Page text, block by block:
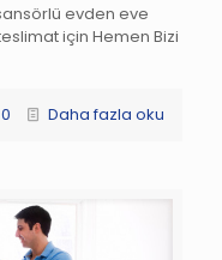
evden eve
için Hemen Bizi
0 Daha fazla oku